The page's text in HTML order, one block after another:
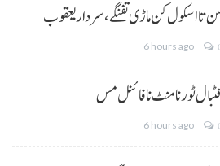
اسکول کن ماڑی تفنگے، سردار یعقوب
6 hours ago
ٹورنامنٹ نا فائنل مس
6 hours ago